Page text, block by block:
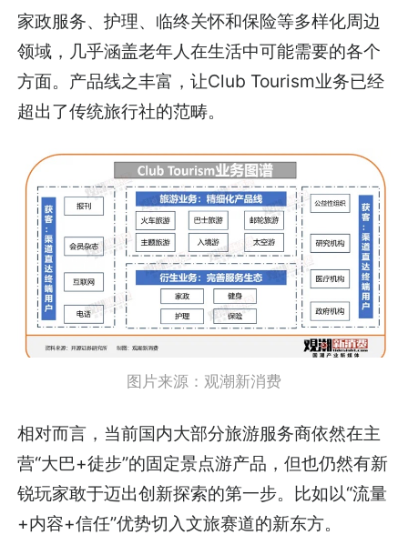
家政服务、护理、临终关怀和保险等多样化周边
领域，几乎涵盖老年人在生活中可能需要的各个
方面。产品线之丰富，让Club Tourism业务已经
超出了传统旅行社的范畴。
图片来源：观潮新消费
相对而言，当前国内大部分旅游服务商依然在主
营“大巴+徒步”的固定景点游产品，但也仍然有新
锐玩家敢于迈出创新探索的第一步。比如以“流量
+内容+信任”优势切入文旅赛道的新东方。